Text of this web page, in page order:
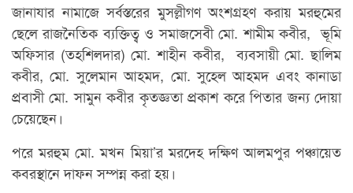
জানাযার নামাজে সর্বস্তরের মুসল্লীগণ অংশগ্রহণ করায় মরহুমের
ছেলে রাজনৈতিক ব্যক্তিত্ব ও সমাজসেবী মো. শামীম কবীর, ভূমি
অফিসার (তহশিলদার) মো. শাহীন কবীর, ব্যবসায়ী মো. ছালিম
কবীর, মো. সুলেমান আহমদ, মো. সুহেল আহমদ এবং কানাডা
প্রবাসী মো. সামুন কবীর কৃতজ্ঞতা প্রকাশ করে পিতার জন্য দোয়া
চেয়েছেন।
পরে মরহুম মো. মখন মিয়া’র মরদেহ দক্ষিণ আলমপুর পঞ্চায়েত
কবরস্থানে দাফন সম্পন্ন করা হয়।